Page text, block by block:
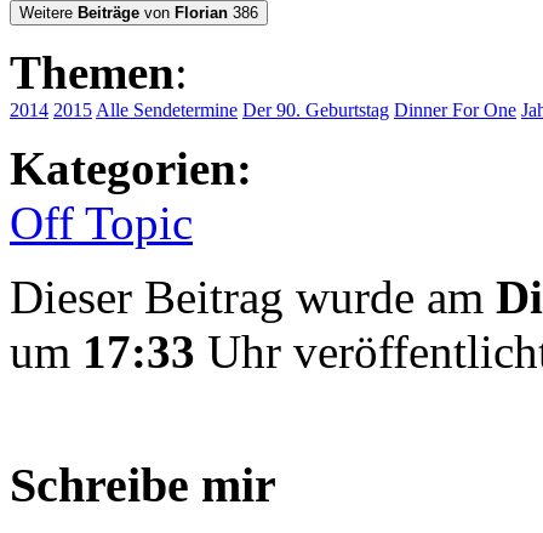
Weitere Beiträge von Florian 386
Themen:
2014 2015 Alle Sendetermine Der 90. Geburtstag Dinner For One
Kategorien:
Off Topic
Dieser Beitrag wurde am
um 17:33 Uhr
Schreibe mir